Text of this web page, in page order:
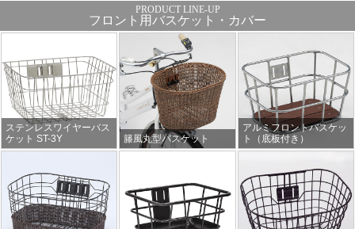
フロント用バスケット・カバー
ステンレスワイヤーバス
ケット ST-3Y
籐風丸型バスケット
アルミフロントバスケッ
ト（底板付き）